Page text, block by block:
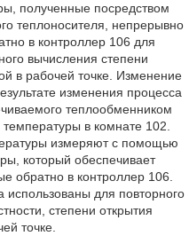
полученные посредством
теплоносителя, непрерывно
в контроллер 106 для
вычисления степени
в рабочей точке. Изменение
изменения процесса
теплообменником
в комнате 102.
измеряют с помощью
который обеспечивает
обратно в контроллер 106.
использованы для повторного
степени открытия
точке.